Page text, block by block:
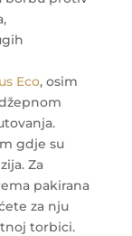
Eco, osim
gdje su
Za
pakirana
za nju
torbici.